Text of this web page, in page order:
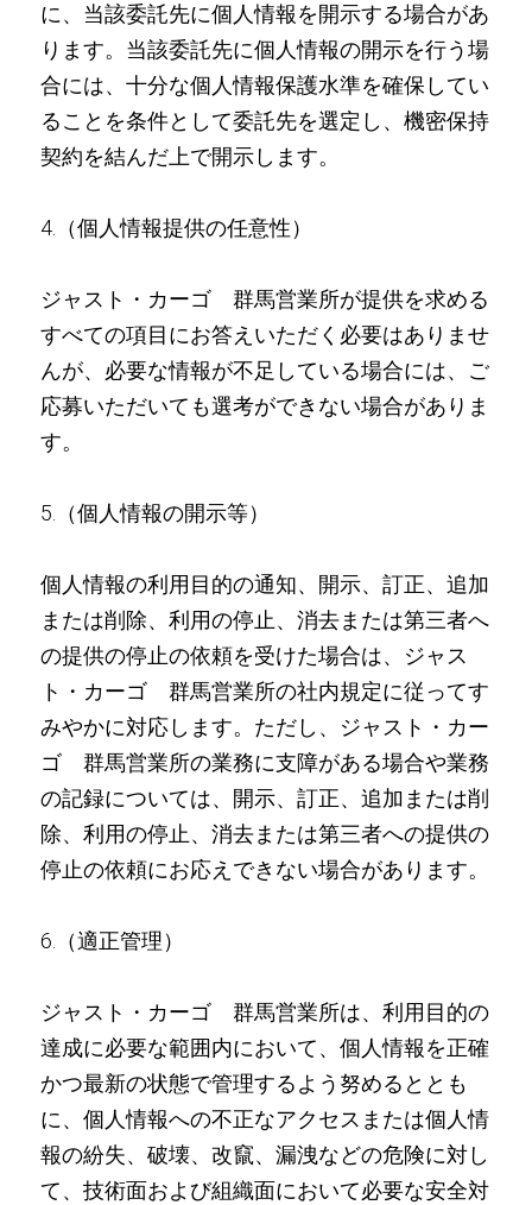
に、当該委託先に個人情報を開示する場合があ
ります。当該委託先に個人情報の開示を行う場
合には、十分な個人情報保護水準を確保してい
ることを条件として委託先を選定し、機密保持
契約を結んだ上で開示します。
4.（個人情報提供の任意性）
ジャスト・カーゴ 群馬営業所が提供を求める
すべての項目にお答えいただく必要はありませ
んが、必要な情報が不足している場合には、ご
応募いただいても選考ができない場合がありま
す。
5.（個人情報の開示等）
個人情報の利用目的の通知、開示、訂正、追加
または削除、利用の停止、消去または第三者へ
の提供の停止の依頼を受けた場合は、ジャス
ト・カーゴ 群馬営業所の社内規定に従ってす
みやかに対応します。ただし、ジャスト・カー
ゴ 群馬営業所の業務に支障がある場合や業務
の記録については、開示、訂正、追加または削
除、利用の停止、消去または第三者への提供の
停止の依頼にお応えできない場合があります。
6.（適正管理）
ジャスト・カーゴ 群馬営業所は、利用目的の
達成に必要な範囲内において、個人情報を正確
かつ最新の状態で管理するよう努めるととも
に、個人情報への不正なアクセスまたは個人情
報の紛失、破壊、改竄、漏洩などの危険に対し
て、技術面および組織面において必要な安全対